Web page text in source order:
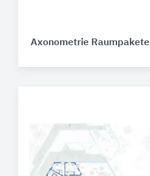
Axonometrie Raumpakete